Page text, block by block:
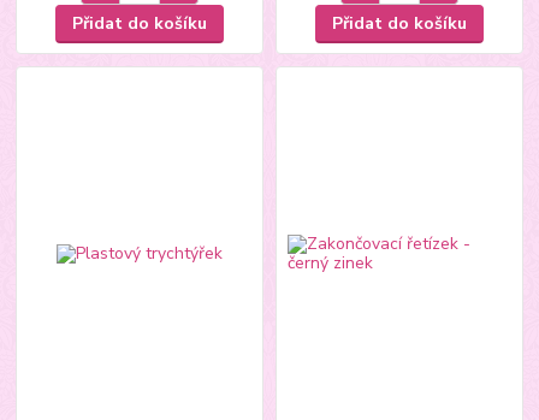
Přidat do košíku Přidat do košíku